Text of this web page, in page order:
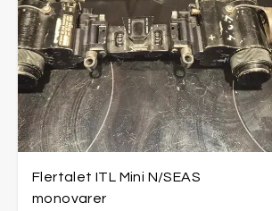
Flertalet ITL Mini N/SEAS
monovarer